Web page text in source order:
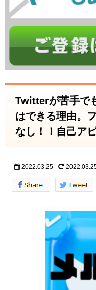
Twitterが苦手で
はできる理由。
なし！！自己ア
2022.03.25